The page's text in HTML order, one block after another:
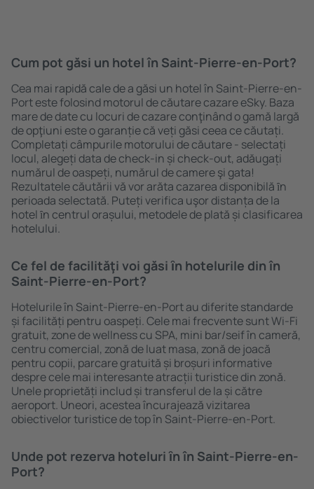
Cum pot găsi un hotel în Saint-Pierre-en-Port?
Cea mai rapidă cale de a găsi un hotel în Saint-Pierre-en-
Port este folosind motorul de căutare cazare eSky. Baza
mare de date cu locuri de cazare conţinând o gamă largă
de opţiuni este o garanție că veți găsi ceea ce căutați.
Completați câmpurile motorului de căutare - selectați
locul, alegeți data de check-in și check-out, adăugați
numărul de oaspeți, numărul de camere şi gata!
Rezultatele căutării vă vor arăta cazarea disponibilă ȋn
perioada selectată. Puteți verifica uşor distanța de la
hotel ȋn centrul orașului, metodele de plată și clasificarea
hotelului.
Ce fel de facilităţi voi găsi ȋn hotelurile din în
Saint-Pierre-en-Port?
Hotelurile în Saint-Pierre-en-Port au diferite standarde
și facilități pentru oaspeți. Cele mai frecvente sunt Wi-Fi
gratuit, zone de wellness cu SPA, mini bar/seif în cameră,
centru comercial, zonă de luat masa, zonă de joacă
pentru copii, parcare gratuită și broșuri informative
despre cele mai interesante atracții turistice din zonă.
Unele proprietăți includ și transferul de la și către
aeroport. Uneori, acestea încurajează vizitarea
obiectivelor turistice de top în Saint-Pierre-en-Port.
Unde pot rezerva hoteluri ȋn în Saint-Pierre-en-
Port?